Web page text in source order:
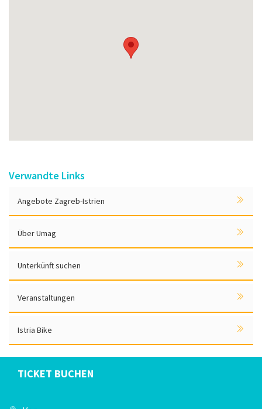
Verwandte Links
Angebote Zagreb-Istrien
Über Umag
Unterkünft suchen
Veranstaltungen
Istria Bike
TICKET BUCHEN